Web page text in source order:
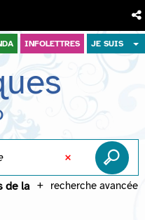
INFOLETTRES JE SUIS
recherche avancée
de la